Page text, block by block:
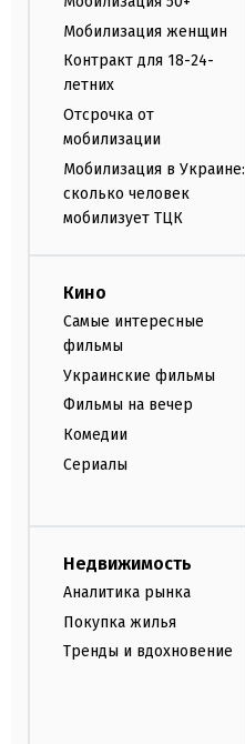
Мобилизация женщин
Контракт для 18-24-
летних
Отсрочка от
мобилизации
Мобилизация в Украине:
сколько человек
мобилизует ТЦК
Кино
Самые интересные
фильмы
Украинские фильмы
Фильмы на вечер
Комедии
Сериалы
Недвижимость
Аналитика рынка
Покупка жилья
Тренды и вдохновение